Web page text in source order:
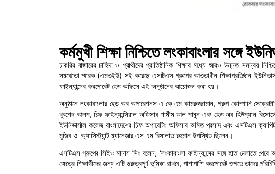
কর্মমুখী শিক্ষা নিশ্চিতে লংকাবাংলার সঙ্গে
চাকরির বাজারের চাহিদা ও প্রার্থীদের প্রাতিষ্ঠানিক শিক্ষার মধ্যে আরও উন্নত সমন্বয়
সমঝোতা স্মারক (এমওইউ) সই করেছে এসটিএস গ্রুপের আওতাধীন শিক্ষাপ্রতিষ্ঠান
ফাইন্যান্সের করপোরেট হেড অফিসে এই অনুষ্ঠানের আয়োজন করা হয়।
অনুষ্ঠানে লংকাবাংলার হেড অব অপারেশনস এ কে এম কামরুজ্জামান, গ্রুপ কোম্পানি
খুরশেদ আলম, চিফ ফাইন্যান্সিয়াল অফিসার শামীম আল মামুন এবং হেড অব হিউম্যান
ইউনিভার্সাল কলেজ বাংলাদেশের চিফ অপারেটিং অফিসার অমিত প্রসাদ এবং এসটিএস
মুজিব ও অ্যাসিস্ট্যান্ট ম্যানেজার এস এম রিসালাত রহমান উপস্থিত ছিলেন।
এসটিএস গ্রুপের সিইও মানাস সিং বলেন, ‘লংকাবাংলা ফাইন্যান্সের সঙ্গে হাত মেলাতে পেরে
ক্ষেত্রে শিক্ষার্থীদের জন্য এটি গুরুত্বপূর্ণ ভূমিকা রাখবে, পাশাপাশি করপোরেট জগতে তাদের